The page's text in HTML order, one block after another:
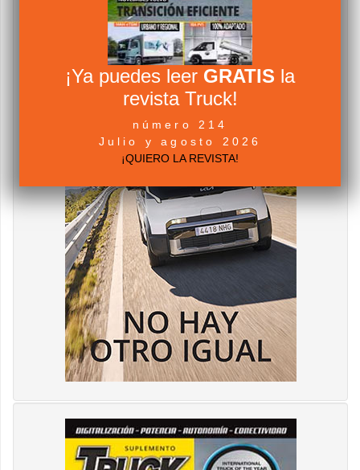
¡Ya puedes leer GRATIS la
revista Truck!
número 214
Julio y agosto 2026
¡QUIERO LA REVISTA!